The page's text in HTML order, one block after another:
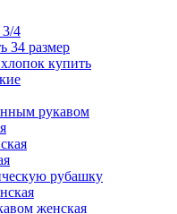
4
34 размер
купить
рукавом
рубашку
женская